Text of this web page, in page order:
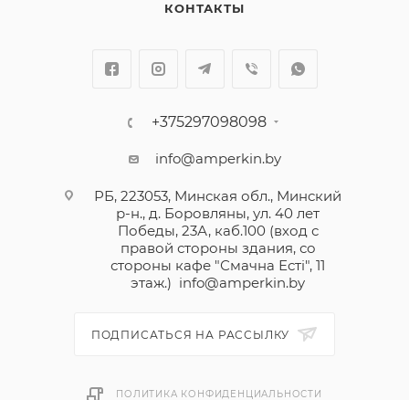
КОНТАКТЫ
+375297098098
info@amperkin.by
РБ, 223053, Минская обл., Минский
р-н., д. Боровляны, ул. 40 лет
Победы, 23А, каб.100 (вход с
правой стороны здания, со
стороны кафе "Смачна Естi", 11
этаж.) info@amperkin.by
ПОДПИСАТЬСЯ НА РАССЫЛКУ
ПОЛИТИКА КОНФИДЕНЦИАЛЬНОСТИ